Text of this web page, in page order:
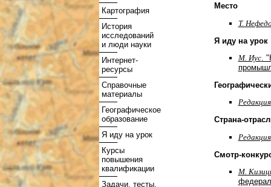
Картография
История
исследований
и люди науки
Интернет-
ресурсы
Справочные
материалы
Географическое
образование
Я иду на урок
Курсы
повышения
квалификации
Задачи, тесты,
Место
Т.
Я иду на урок
М. Иус.
Редакция
Страна-
Редакция
Смотр-
М.